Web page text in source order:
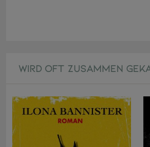
WIRD OFT ZUSAMMEN